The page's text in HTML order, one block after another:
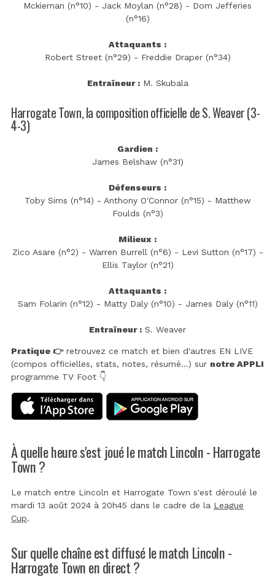
Mckiernan (n°10) - Jack Moylan (n°28) - Dom Jefferies
(n°16)
Attaquants :
Robert Street (n°29) - Freddie Draper (n°34)
Entraîneur :M. Skubala
Harrogate Town, la composition officielle de S. Weaver (3-
4-3)
Gardien :
James Belshaw (n°31)
Défenseurs :
Toby Sims (n°14) - Anthony O'Connor (n°15) - Matthew
Foulds (n°3)
Milieux :
Zico Asare (n°2) - Warren Burrell (n°6) - Levi Sutton (n°17) -
Ellis Taylor (n°21)
Attaquants :
Sam Folarin (n°12) - Matty Daly (n°10) - James Daly (n°11)
Entraîneur : S. Weaver
Pratique 👉retrouvez ce match et bien d'autres EN LIVE
(compos officielles, stats, notes, résumé...) sur notre APPLI
programme TV Foot 👇
À quelle heure s'est joué le match Lincoln - Harrogate
Town ?
Le match entre Lincoln et Harrogate Town s'est déroulé le
mardi 13 août 2024 à 20h45 dans le cadre de la League
Cup.
Sur quelle chaîne est diffusé le match Lincoln -
Harrogate Town en direct ?